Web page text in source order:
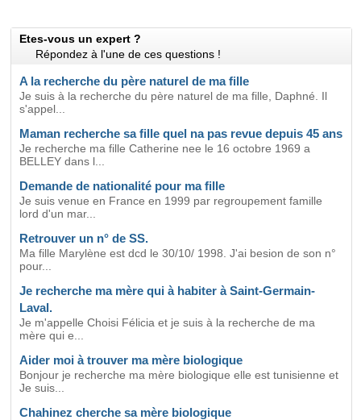
Etes-vous un expert ?
Répondez à l'une de ces questions !
A la recherche du père naturel de ma fille
Je suis à la recherche du père naturel de ma fille, Daphné. Il
s'appel...
Maman recherche sa fille quel na pas revue depuis 45 ans
Je recherche ma fille Catherine nee le 16 octobre 1969 a
BELLEY dans l...
Demande de nationalité pour ma fille
Je suis venue en France en 1999 par regroupement famille
lord d'un mar...
Retrouver un n° de SS.
Ma fille Marylène est dcd le 30/10/ 1998. J'ai besion de son n°
pour...
Je recherche ma mère qui à habiter à Saint-Germain-
Laval.
Je m'appelle Choisi Félicia et je suis à la recherche de ma
mère qui e...
Aider moi à trouver ma mère biologique
Bonjour je recherche ma mère biologique elle est tunisienne et
Je suis...
Chahinez cherche sa mère biologique